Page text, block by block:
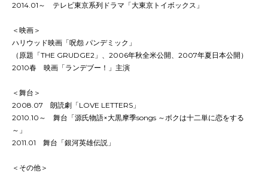
2014.01～ テレビ東京系列ドラマ「大東京トイボックス」
＜映画＞
ハリウッド映画「呪怨 パンデミック」
（原題「THE GRUDGE2」、2006年秋全米公開、2007年夏日本公開）
2010春 映画「ランデブー！」主演
＜舞台＞
2008.07 朗読劇「LOVE LETTERS」
2010.10～ 舞台「源氏物語×大黒摩季songs ～ボクは十二単に恋をする
～」
2011.01 舞台「銀河英雄伝説」
＜その他＞